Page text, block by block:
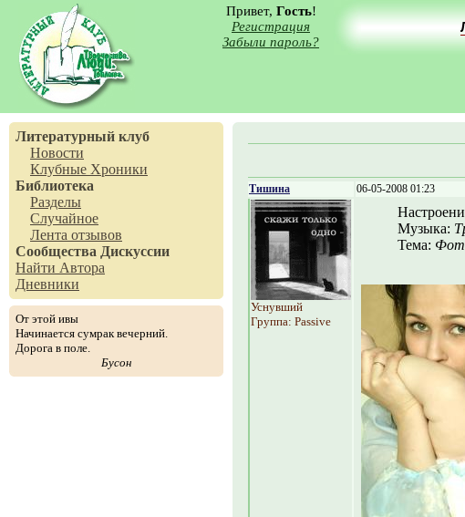
Привет, Гость!
Регистрация
Забыли пароль?
Литературный клуб
Новости
Клубные Хроники
Библиотека
Разделы
Случайное
Лента отзывов
Сообщества Дискуссии
Найти Автора
Дневники
От этой ивы
Начинается сумрак вечерний.
Дорога в поле.
Бусон
Тишина 06-05-2008 01:23
Уснувший
Группа: Passive
Музыка:
Тема: